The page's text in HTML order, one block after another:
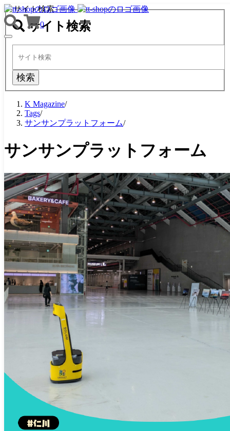
0
TOGGLE
NAVIGATION
サイト検索
サイト検索
検索
K Magazine/
Tags/
サンサンプラットフォーム/
サンサンプラットフォーム